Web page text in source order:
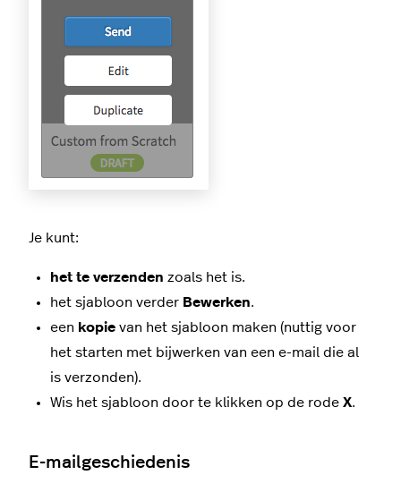
Je kunt:
het te verzenden zoals het is.
het sjabloon verder Bewerken.
een kopie van het sjabloon maken (nuttig voor
het starten met bijwerken van een e-mail die al
is verzonden).
Wis het sjabloon door te klikken op de rode X.
E-mailgeschiedenis